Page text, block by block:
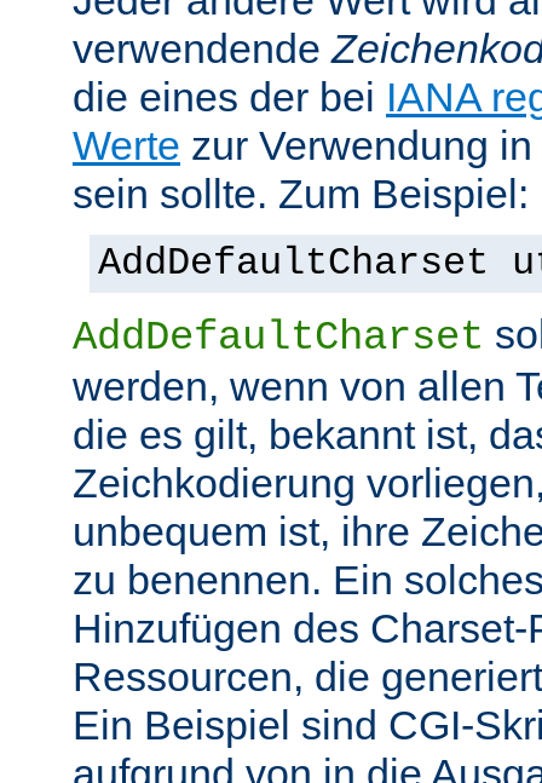
verwendende
die eines der bei IANA
Werte zur Verwendung
sein sollte. Zum Beispiel:
AddDefaultCharset
AddDefaultCharset
werden, wenn von allen
die es gilt, bekannt ist,
Zeichkodierung
unbequem ist, ihre
zu benennen. Ein
Hinzufügen des
Ressourcen, die
Ein Beispiel sind CGI-
aufgrund von in die